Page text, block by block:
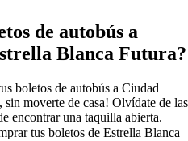
de autobús a
Blanca Futura?
boletos de autobús a Ciudad
moverte de casa! Olvídate de las
encontrar una taquilla abierta.
tus boletos de Estrella Blanca